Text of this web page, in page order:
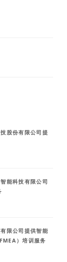
股份有限公司提
能科技有限公司
限公司提供智能
）培训服务